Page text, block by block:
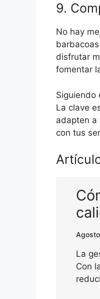
9.
No hay
disfrutar
fomentar
Siguiendo
La clave
adapten a
con tus
La
Con